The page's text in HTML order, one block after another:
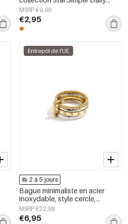
Simple, bijoux pour femmes
MSRP €9,99
€2,95
Entrepôt de l'UE
2 à 5 jours
Bague minimaliste en acier
inoxydable, style cercle,
collection Daily Simple, bijoux
pour femmes
MSRP €22,99
€6,95